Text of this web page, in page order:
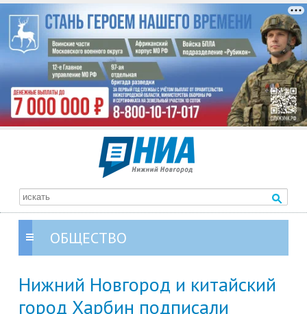
ОБЩЕСТВО
Нижний Новгород и китайский
город Харбин подписали